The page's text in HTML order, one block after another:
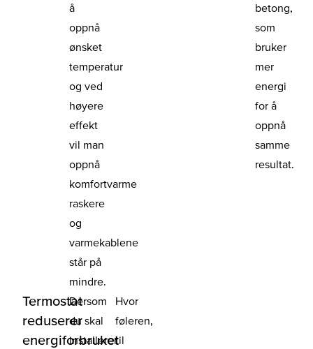
å
oppnå
ønsket
temperatur
og ved
høyere
effekt
vil man
oppnå
komfortvarme
raskere
og
varmekablene
står på
mindre.
betong,
som
bruker
mer
energi
for å
oppnå
samme
resultat.
Termostat
reduserer
energiforbruket
Dersom
du skal
installerer
Hvor
føleren,
til